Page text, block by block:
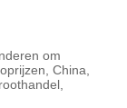
om
China,